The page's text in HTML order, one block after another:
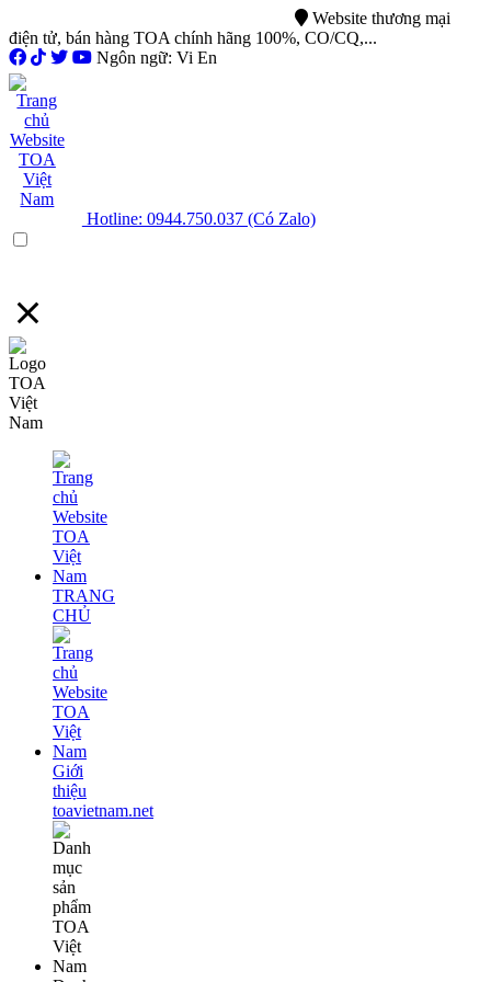
Website thương mại
điện tử, bán hàng TOA chính hãng 100%, CO/CQ,...
Ngôn ngữ: Vi En
Hotline: 0944.750.037 (Có Zalo)
TRANG
CHỦ
Giới
thiệu
toavietnam.net